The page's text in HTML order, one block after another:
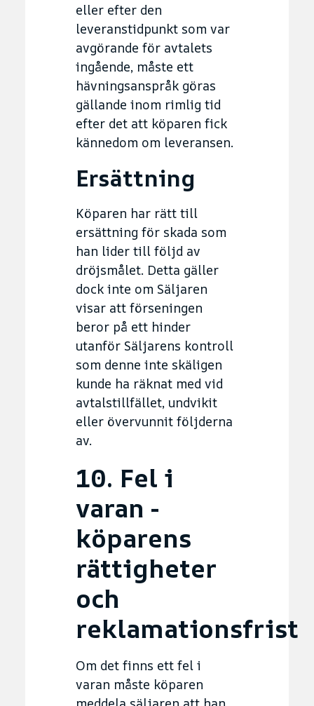
eller efter den
leveranstidpunkt som var
avgörande för avtalets
ingående, måste ett
hävningsanspråk göras
gällande inom rimlig tid
efter det att köparen fick
kännedom om leveransen.
Ersättning
Köparen har rätt till
ersättning för skada som
han lider till följd av
dröjsmålet. Detta gäller
dock inte om Säljaren
visar att förseningen
beror på ett hinder
utanför Säljarens kontroll
som denne inte skäligen
kunde ha räknat med vid
avtalstillfället, undvikit
eller övervunnit följderna
av.
10. Fel i
varan -
köparens
rättigheter
och
reklamationsfrist
Om det finns ett fel i
varan måste köparen